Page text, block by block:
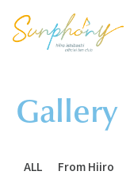
Gallery
ALL From Hiiro